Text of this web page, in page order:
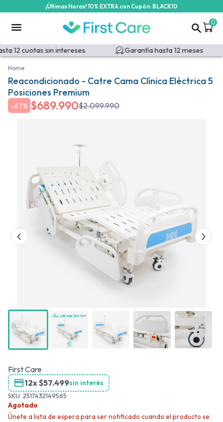
¡Últimas Horas! 10% EXTRA con Cupón: BLACK10
0
12 cuotas sin intereses Garantía hasta 12 meses
Home
Reacondicionado - Catre Cama Clínica Eléctrica 5
Posiciones Premium
-67% $689.990$2.099.990
First Care
12x$57.499sin interés
SKU: 2517432149565
Agotado
Únete a lista de espera para ser notificado cuando el producto se